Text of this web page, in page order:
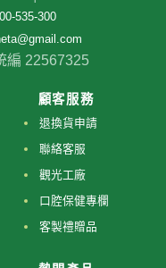
535-300
編 22567325
顧客服務
退換貨申請
聯絡客服
觀光工廠
口腔保健專欄
客製禮贈品